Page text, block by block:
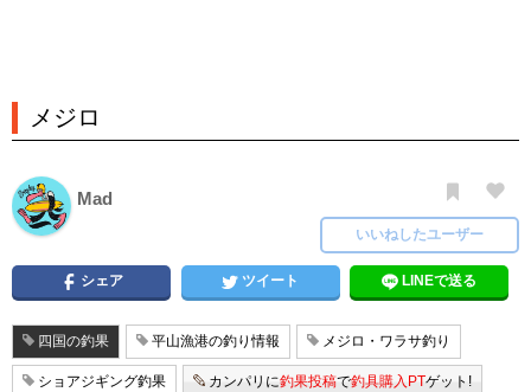
メジロ
Mad
いいねしたユーザー
シェア ツイート LINEで送る
四国の釣果 平山漁港の釣り情報 メジロ・ワラサ釣り
ショアジギング釣果 カンパリに釣果投稿で釣具購入PTゲット!